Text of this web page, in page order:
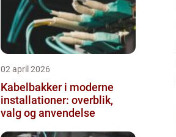
02 april 2026
Kabelbakker i moderne
installationer: overblik,
valg og anvendelse